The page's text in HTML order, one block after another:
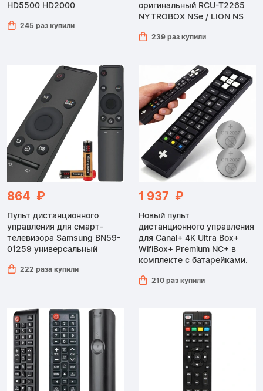
HD5500 HD2000
245 раз купили
оригинальный RCU-T2265
NYTROBOX NSe / LION NS
239 раз купили
864 ₽
Пульт дистанционного
управления для смарт-
телевизора Samsung BN59-
01259 универсальный
222 раза купили
1 937 ₽
Новый пульт
дистанционного управления
для Canal+ 4K Ultra Box+
WifiBox+ Premium NC+ в
комплекте с батарейками.
210 раз купили